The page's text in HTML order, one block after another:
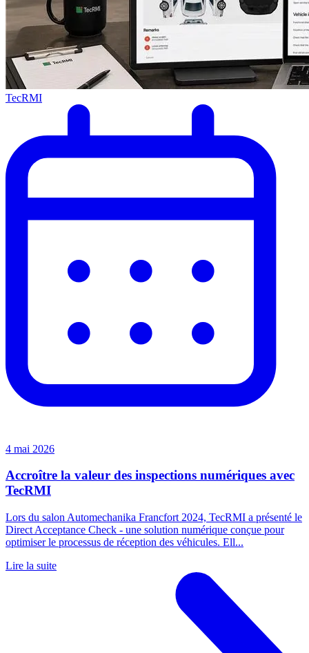
TecRMI
4 mai 2026
Accroître la valeur des inspections numériques avec
TecRMI
Lors du salon Automechanika Francfort 2024, TecRMI a présenté le
Direct Acceptance Check - une solution numérique conçue pour
optimiser le processus de réception des véhicules. Ell...
Lire la suite